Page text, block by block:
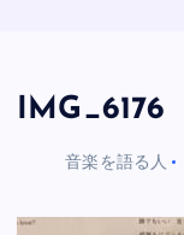
IMG_6176
音楽を語る人